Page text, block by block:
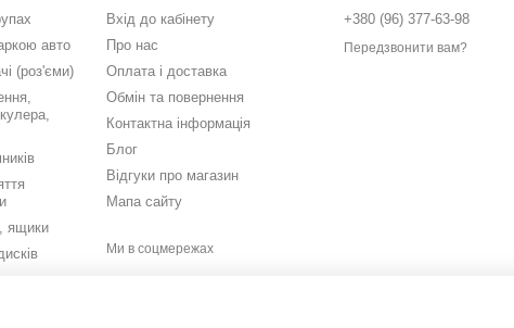
авто
(роз'єми)
ящики
Вхід до кабінету
Про нас
Оплата і доставка
Обмін та повернення
Контактна інформація
Блог
Відгуки про магазин
Мапа сайту
Ми в соцмережах
+380 (96) 377-63-98
Передзвонити вам?